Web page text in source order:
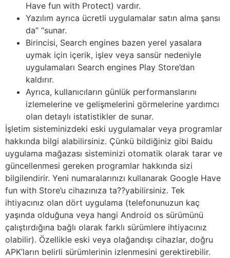
Have fun with Protect) vardır.
Yazılım ayrıca ücretli uygulamalar satın alma şansı
da” “sunar.
Birincisi, Search engines bazen yerel yasalara
uymak için içerik, işlev veya sansür nedeniyle
uygulamaları Search engines Play Store’dan
kaldırır.
Ayrıca, kullanıcıların günlük performanslarını
izlemelerine ve gelişmelerini görmelerine yardımcı
olan detaylı istatistikler de sunar.
İşletim sisteminizdeki eski uygulamalar veya programlar
hakkında bilgi alabilirsiniz. Çünkü bildiğiniz gibi Baidu
uygulama mağazası sisteminizi otomatik olarak tarar ve
güncellenmesi gereken programlar hakkında sizi
bilgilendirir. Yeni numaralarınızı kullanarak Google Have
fun with Store’u cihazınıza ta??yabilirsiniz. Tek
ihtiyacınız olan dört uygulama (telefonunuzun kaç
yaşında olduğuna veya hangi Android os sürümünü
çalıştırdığına bağlı olarak farklı sürümlere ihtiyacınız
olabilir). Özellikle eski veya olağandışı cihazlar, doğru
APK’ların belirli sürümlerinin izlenmesini gerektirebilir.